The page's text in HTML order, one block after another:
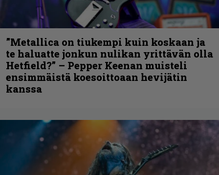
”Metallica on tiukempi kuin koskaan ja
te haluatte jonkun nulikan yrittävän olla
Hetfield?” – Pepper Keenan muisteli
ensimmäistä koesoittoaan hevijätin
kanssa